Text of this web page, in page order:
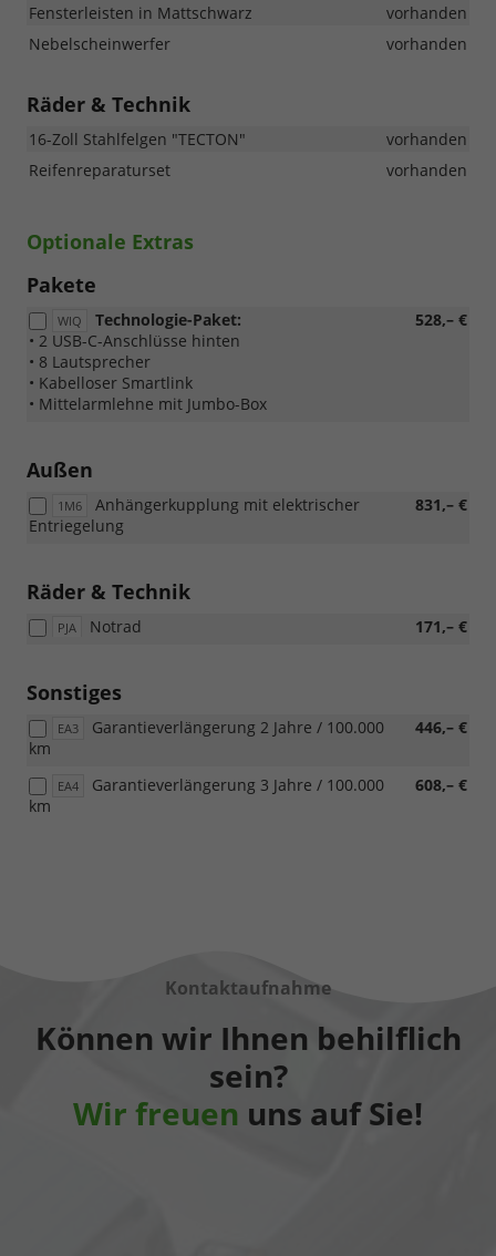
Fensterleisten in Mattschwarz
vorhanden
Nebelscheinwerfer
vorhanden
Räder & Technik
16-Zoll Stahlfelgen "TECTON"
vorhanden
Reifenreparaturset
vorhanden
Optionale Extras
Pakete
WIQ 528,– €
Technologie-Paket:
• 2 USB-C-Anschlüsse hinten
• 8 Lautsprecher
• Kabelloser Smartlink
• Mittelarmlehne mit Jumbo-Box
Außen
1M6 831,– €
Anhängerkupplung mit elektrischer
Entriegelung
Räder & Technik
PJA 171,– €
Notrad
Sonstiges
EA3 446,– €
Garantieverlängerung 2 Jahre / 100.000
km
EA4 608,– €
Garantieverlängerung 3 Jahre / 100.000
km
Kontaktaufnahme
Können wir Ihnen behilflich
sein?
Wir freuen uns auf Sie!